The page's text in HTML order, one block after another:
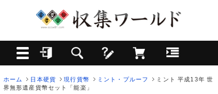
ホーム 日本硬貨 現行貨幣 ミント・プルーフ
ミント 平成13年 世
界無形遺産貨幣セット「能楽」